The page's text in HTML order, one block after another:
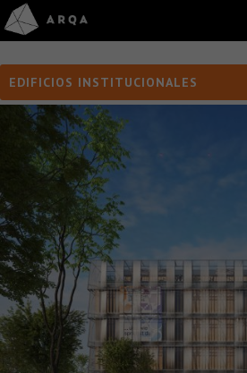
EDIFICIOS INSTITUCIONALES